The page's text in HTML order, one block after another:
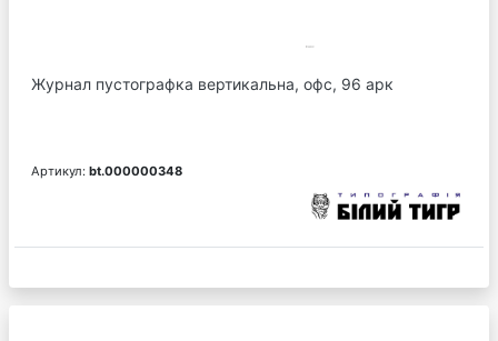
Журнал пустографка вертикальна, офс, 96 арк
Артикул: bt.000000348